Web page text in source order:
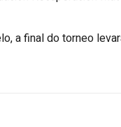
a final do torneo